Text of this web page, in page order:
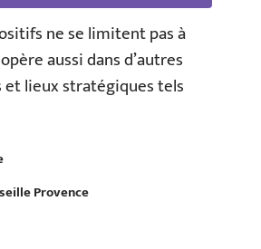
ne se limitent pas à
aussi dans d’autres
et lieux stratégiques tels
Provence